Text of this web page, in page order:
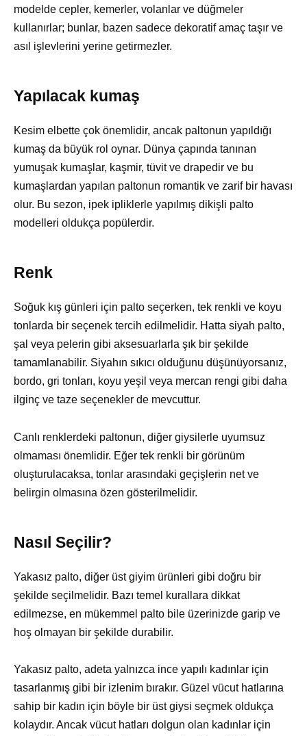
modelde cepler, kemerler, volanlar ve düğmeler
kullanırlar; bunlar, bazen sadece dekoratif amaç taşır ve
asıl işlevlerini yerine getirmezler.
Yapılacak kumaş
Kesim elbette çok önemlidir, ancak paltonun yapıldığı
kumaş da büyük rol oynar. Dünya çapında tanınan
yumuşak kumaşlar, kaşmir, tüvit ve drapedir ve bu
kumaşlardan yapılan paltonun romantik ve zarif bir havası
olur. Bu sezon, ipek ipliklerle yapılmış dikişli palto
modelleri oldukça popülerdir.
Renk
Soğuk kış günleri için palto seçerken, tek renkli ve koyu
tonlarda bir seçenek tercih edilmelidir. Hatta siyah palto,
şal veya pelerin gibi aksesuarlarla şık bir şekilde
tamamlanabilir. Siyahın sıkıcı olduğunu düşünüyorsanız,
bordo, gri tonları, koyu yeşil veya mercan rengi gibi daha
ilginç ve taze seçenekler de mevcuttur.
Canlı renklerdeki paltonun, diğer giysilerle uyumsuz
olmaması önemlidir. Eğer tek renkli bir görünüm
oluşturulacaksa, tonlar arasındaki geçişlerin net ve
belirgin olmasına özen gösterilmelidir.
Nasıl Seçilir?
Yakasız palto, diğer üst giyim ürünleri gibi doğru bir
şekilde seçilmelidir. Bazı temel kurallara dikkat
edilmezse, en mükemmel palto bile üzerinizde garip ve
hoş olmayan bir şekilde durabilir.
Yakasız palto, adeta yalnızca ince yapılı kadınlar için
tasarlanmış gibi bir izlenim bırakır. Güzel vücut hatlarına
sahip bir kadın için böyle bir üst giysi seçmek oldukça
kolaydır. Ancak vücut hatları dolgun olan kadınlar için